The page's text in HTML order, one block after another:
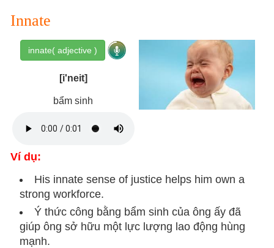
Innate
innate( adjective )
[i'neit]
bẩm sinh
Ví dụ:
His innate sense of justice helps him own a
strong workforce.
Ý thức công bằng bẩm sinh của ông ấy đã
giúp ông sở hữu một lực lượng lao động hùng
mạnh.